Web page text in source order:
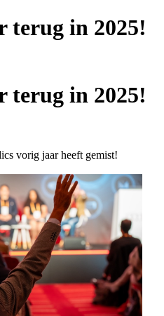
terug in 2025!
terug in 2025!
vorig jaar heeft gemist!